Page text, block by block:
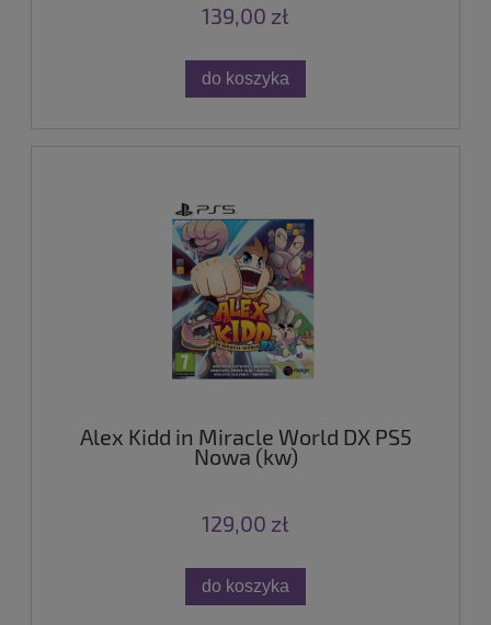
139,00 zł
do koszyka
Alex Kidd in Miracle World DX PS5
Nowa (kw)
129,00 zł
do koszyka